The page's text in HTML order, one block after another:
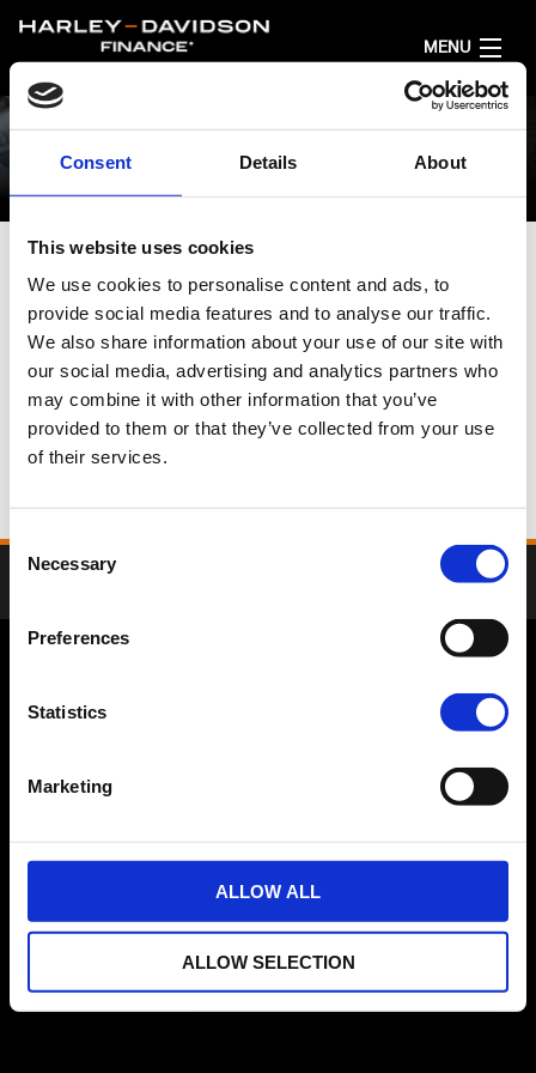
Consent Details About
This website uses cookies
We use cookies to personalise content and ads, to
provide social media features and to analyse our traffic.
We also share information about your use of our site with
our social media, advertising and analytics partners who
may combine it with other information that you’ve
provided to them or that they’ve collected from your use
of their services.
Consent
Selection
Necessary
Preferences
Statistics
Marketing
ALLOW ALL
ALLOW SELECTION
MENU
HJEM
FÅ FINANSIERINGSFORSLAG
1 2 3
VELG DIN MODELL
velg modellfamilie og hvilken motorsykkel du er interessert i.
Alle Sport
Harley-Davidson Finance er levert i samarbeid med Santander Consumer Bank AS.
Vilkårene er tilgjengelige her: www.santander.no. Generelt Priseksempel mc-lån fra Santander
Consumer Bank: 7,75 % flytende nom./ 10,15 % eff. 35 % egenkapital, lånebeløp: kr.150 000,-
© H-D 2026. Harley, Harley-Davidson og Bar & Shield-logoen er blant varemerkene til
FORHANDLERS INNLOGGING